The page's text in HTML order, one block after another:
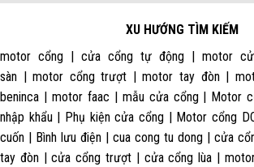
XU HƯỚNG TÌM KIẾM
motor cổng | cửa cổng tự động | motor
sàn | motor cổng trượt | motor tay đòn |
beninca | motor faac | mẫu cửa cổng | Motor
nhập khẩu | Phụ kiện cửa cổng | Motor cổng
cuốn | Bình lưu điện | cua cong tu dong | cửa
tay đòn | cửa cổng trượt | cửa cổng lùa |